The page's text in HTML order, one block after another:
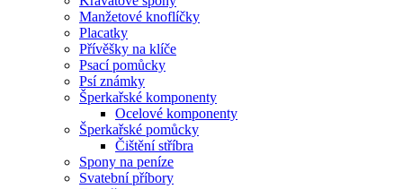
Manžetové knoflíčky
Placatky
Přívěšky na klíče
Psací pomůcky
Psí známky
Šperkařské komponenty
Ocelové komponenty
Šperkařské pomůcky
Čištění stříbra
Spony na peníze
Svatební příbory